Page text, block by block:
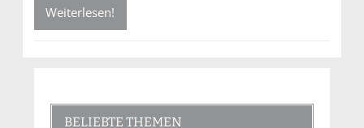
Weiterlesen!
BELIEBTE THEMEN